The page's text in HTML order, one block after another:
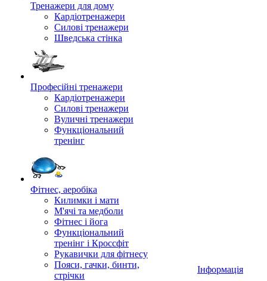
Тренажери для дому
Кардіотренажери
Силові тренажери
Шведська стінка
Професійні тренажери
Кардіотренажери
Силові тренажери
Вуличні тренажери
Функціональний
тренінг
Фітнес, аеробіка
Килимки і мати
М'ячі та медболи
Фітнес і йога
Функціональний
тренінг і Кроссфіт
Рукавички для фітнесу
Пояси, гачки, бинти,
стрічки
Інформація